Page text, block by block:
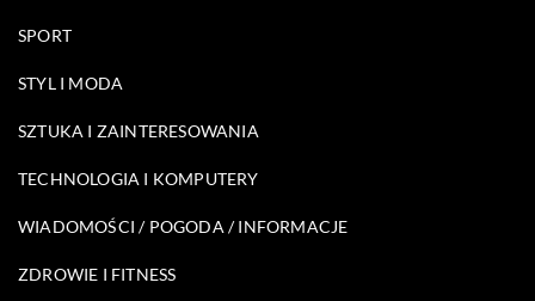
SPORT
STYL I MODA
SZTUKA I ZAINTERESOWANIA
TECHNOLOGIA I KOMPUTERY
WIADOMOŚCI / POGODA / INFORMACJE
ZDROWIE I FITNESS